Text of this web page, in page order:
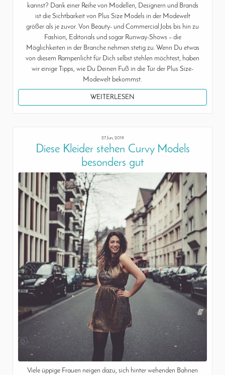
kannst? Dank einer Reihe von Modellen, Designern und Brands
ist die Sichtbarkeit von Plus Size Models in der Modewelt
größer als je zuvor. Von Beauty- und Commercial Jobs bis hin zu
Fashion, Editorials und sogar Runway-Shows – die
Möglichkeiten in der Branche nehmen stetig zu. Wenn Du etwas
von diesem Rampenlicht für Dich selbst stehlen möchtest, haben
wir einige Tipps, wie Du Deinen Fuß in die Tür der Plus Size-
Modewelt bekommst.
WEITERLESEN
27 Jun, 2019
Diese Kleider stehen Curvy Models
besonders gut
Viele üppige Frauen neigen dazu, sich hinter wehenden Bahnen